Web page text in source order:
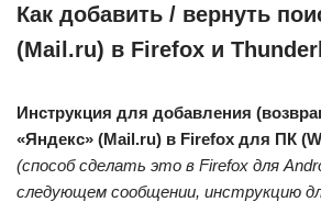
Как добавить / вернуть
(Mail.ru) в Firefox и
Инструкция для добавления
«Яндекс» (Mail.ru) в Firefox для ПК
(способ сделать это в Firefox для
следующем сообщении, инструкцию